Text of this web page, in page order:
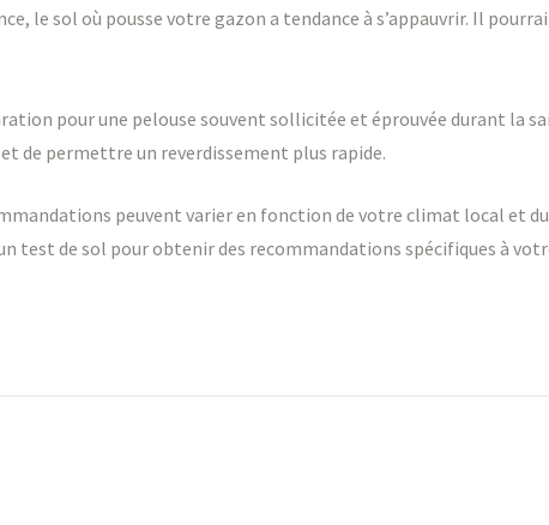
le sol où pousse votre gazon a tendance à s’appauvrir. Il
pour une pelouse souvent sollicitée et éprouvée durant la
de permettre un reverdissement plus rapide.
peuvent varier en fonction de votre climat local et
test de sol pour obtenir des recommandations spécifiques à
Liste des plus beaux érables à